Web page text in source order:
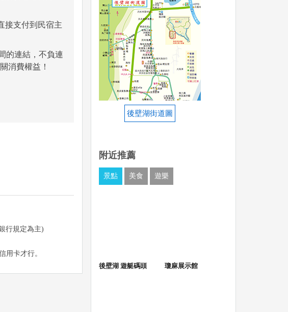
接支付到民宿主
的連結，不負連
消費權益！
行規定為主)
用卡才行。
後壁湖街道圖
附近推薦
景點 美食 遊樂
後壁湖 遊艇碼頭 瓊麻展示館